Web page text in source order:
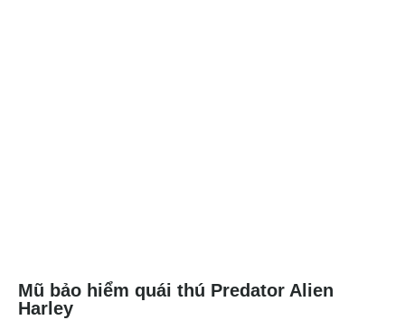
Mũ bảo hiểm quái thú Predator Alien
Harley